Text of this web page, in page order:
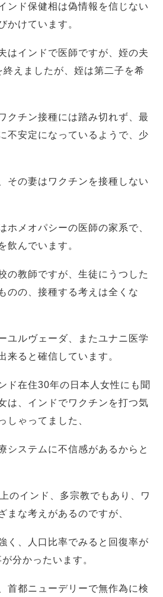
ンド保健相は偽情報を信じない
かけています。
はインドで医師ですが、姪の夫
えましたが、姪は第二子を希
クチン接種には踏み切れず、最
不安定になっているようで、少
その妻はワクチンを接種しない
ホメオパシーの医師の家系で、
飲んでいます。
の教師ですが、生徒にうつした
のの、接種する考えは全くな
ユルヴェーダ、またユナニ医学
来ると確信しています。
ド在住30年の日本人女性にも聞
は、インドでワクチンを打つ気
しゃってました、
システムに不信感があるからと
のインド、多宗教でもあり、ワ
まな考えがあるのですが、
く、人口比率でみると回復率が
分かったいます。
首都ニューデリーで無作為に検